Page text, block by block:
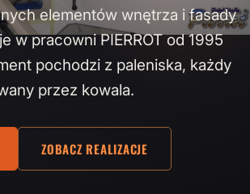
elementów wnętrza i fasady
w pracowni PIERROT od 1995
pochodzi z paleniska, każdy
przez kowala.
ZOBACZ REALIZACJE